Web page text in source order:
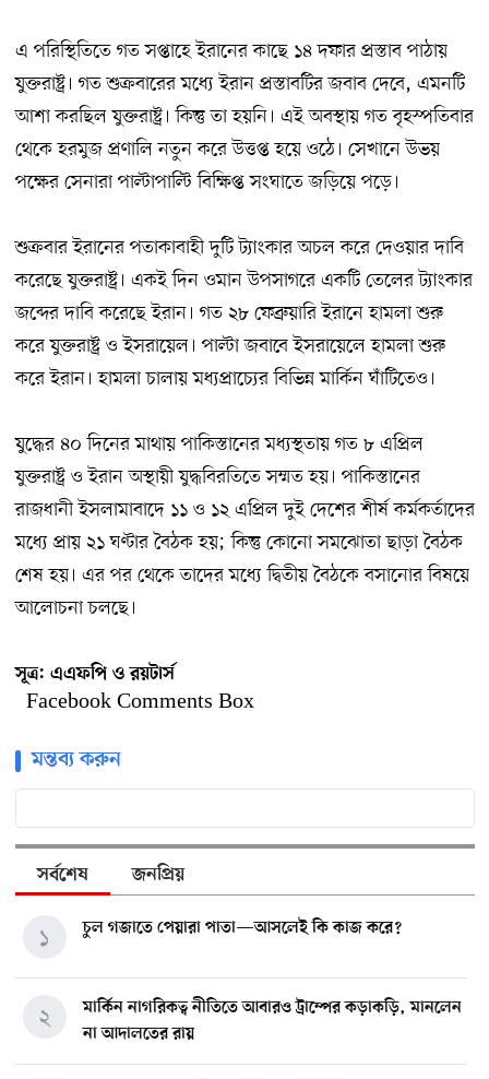
এ পরিস্থিতিতে গত সপ্তাহে ইরানের কাছে ১৪ দফার প্রস্তাব পাঠায়
যুক্তরাষ্ট্র। গত শুক্রবারের মধ্যে ইরান প্রস্তাবটির জবাব দেবে, এমনটি
আশা করছিল যুক্তরাষ্ট্র। কিন্তু তা হয়নি। এই অবস্থায় গত বৃহস্পতিবার
থেকে হরমুজ প্রণালি নতুন করে উত্তপ্ত হয়ে ওঠে। সেখানে উভয়
পক্ষের সেনারা পাল্টাপাল্টি বিক্ষিপ্ত সংঘাতে জড়িয়ে পড়ে।
শুক্রবার ইরানের পতাকাবাহী দুটি ট্যাংকার অচল করে দেওয়ার দাবি
করেছে যুক্তরাষ্ট্র। একই দিন ওমান উপসাগরে একটি তেলের ট্যাংকার
জব্দের দাবি করেছে ইরান। গত ২৮ ফেব্রুয়ারি ইরানে হামলা শুরু
করে যুক্তরাষ্ট্র ও ইসরায়েল। পাল্টা জবাবে ইসরায়েলে হামলা শুরু
করে ইরান। হামলা চালায় মধ্যপ্রাচ্যের বিভিন্ন মার্কিন ঘাঁটিতেও।
যুদ্ধের ৪০ দিনের মাথায় পাকিস্তানের মধ্যস্থতায় গত ৮ এপ্রিল
যুক্তরাষ্ট্র ও ইরান অস্থায়ী যুদ্ধবিরতিতে সম্মত হয়। পাকিস্তানের
রাজধানী ইসলামাবাদে ১১ ও ১২ এপ্রিল দুই দেশের শীর্ষ কর্মকর্তাদের
মধ্যে প্রায় ২১ ঘণ্টার বৈঠক হয়; কিন্তু কোনো সমঝোতা ছাড়া বৈঠক
শেষ হয়। এর পর থেকে তাদের মধ্যে দ্বিতীয় বৈঠকে বসানোর বিষয়ে
আলোচনা চলছে।
সূত্র: এএফপি ও রয়টার্স
Facebook Comments Box
মন্তব্য করুন
সর্বশেষ জনপ্রিয়
চুল গজাতে পেয়ারা পাতা—আসলেই কি কাজ করে?
১
মার্কিন নাগরিকত্ব নীতিতে আবারও ট্রাম্পের কড়াকড়ি, মানলেন
না আদালতের রায়
২